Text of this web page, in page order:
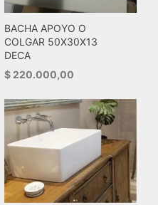
BACHA APOYO O
COLGAR 50X30X13
DECA
$220.000,00